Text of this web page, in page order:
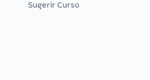
Sugerir Curso